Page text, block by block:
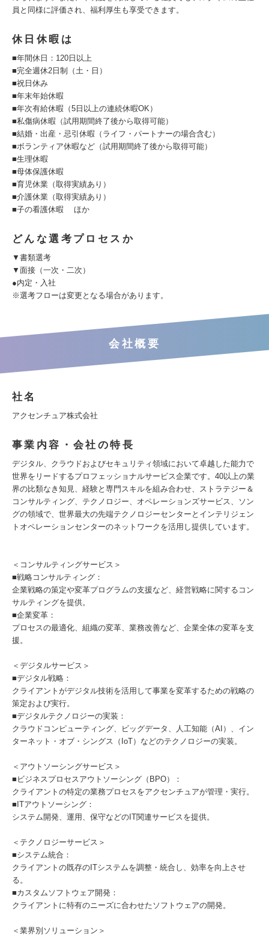
員と同様に評価され、福利厚生も享受できます。
休日休暇は
■年間休日：120日以上
■完全週休2日制（土・日）
■祝日休み
■年末年始休暇
■年次有給休暇（5日以上の連続休暇OK）
■私傷病休暇（試用期間終了後から取得可能）
■結婚・出産・忌引休暇（ライフ・パートナーの場合含む）
■ボランティア休暇など（試用期間終了後から取得可能）
■生理休暇
■母体保護休暇
■育児休業（取得実績あり）
■介護休業（取得実績あり）
■子の看護休暇 ほか
どんな選考プロセスか
▼書類選考
▼面接（一次・二次）
●内定・入社
※選考フローは変更となる場合があります。
会社概要
社名
アクセンチュア株式会社
事業内容・会社の特長
デジタル、クラウドおよびセキュリティ領域において卓越した能力で
世界をリードするプロフェッショナルサービス企業です。40以上の業
界の比類なき知見、経験と専門スキルを組み合わせ、ストラテジー＆
コンサルティング、テクノロジー、オペレーションズサービス、ソン
グの領域で、世界最大の先端テクノロジーセンターとインテリジェン
トオペレーションセンターのネットワークを活用し提供しています。
＜コンサルティングサービス＞
■戦略コンサルティング：
企業戦略の策定や変革プログラムの支援など、経営戦略に関するコン
サルティングを提供。
■企業変革：
プロセスの最適化、組織の変革、業務改善など、企業全体の変革を支
援。
＜デジタルサービス＞
■デジタル戦略：
クライアントがデジタル技術を活用して事業を変革するための戦略の
策定および実行。
■デジタルテクノロジーの実装：
クラウドコンピューティング、ビッグデータ、人工知能（AI）、イン
ターネット・オブ・シングス（IoT）などのテクノロジーの実装。
＜アウトソーシングサービス＞
■ビジネスプロセスアウトソーシング（BPO）：
クライアントの特定の業務プロセスをアクセンチュアが管理・実行。
■ITアウトソーシング：
システム開発、運用、保守などのIT関連サービスを提供。
＜テクノロジーサービス＞
■システム統合：
クライアントの既存のITシステムを調整・統合し、効率を向上させ
る。
■カスタムソフトウェア開発：
クライアントに特有のニーズに合わせたソフトウェアの開発。
＜業界別ソリューション＞